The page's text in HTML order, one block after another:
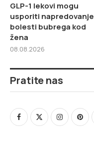
GLP-1 lekovi mogu
usporiti napredovanje
bolesti bubrega kod
žena
08.08.2026
Pratite nas